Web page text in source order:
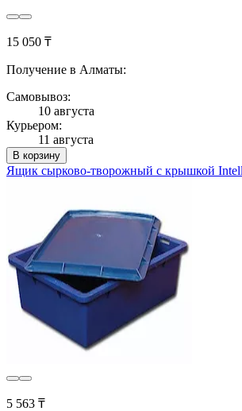
15 050 ₸
Получение в Алматы:
Самовывоз:
10 августа
Курьером:
11 августа
В корзину
Ящик сырково-творожный с крышкой
5 563 ₸